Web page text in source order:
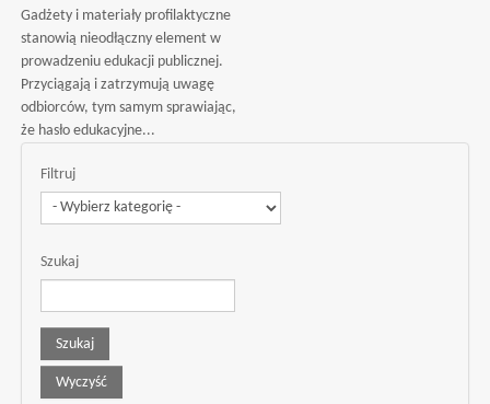
Gadżety i materiały profilaktyczne
stanowią nieodłączny element w
prowadzeniu edukacji publicznej.
Przyciągają i zatrzymują uwagę
odbiorców, tym samym sprawiając,
że hasło edukacyjne...
Filtruj
Szukaj